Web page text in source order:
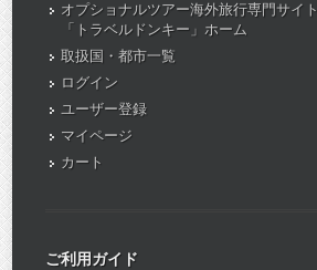
オプショナルツアー海外旅行専門サイト
「トラベルドンキー」ホーム
取扱国・都市一覧
ログイン
ユーザー登録
マイページ
カート
ご利用ガイド